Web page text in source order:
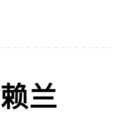
赖兰